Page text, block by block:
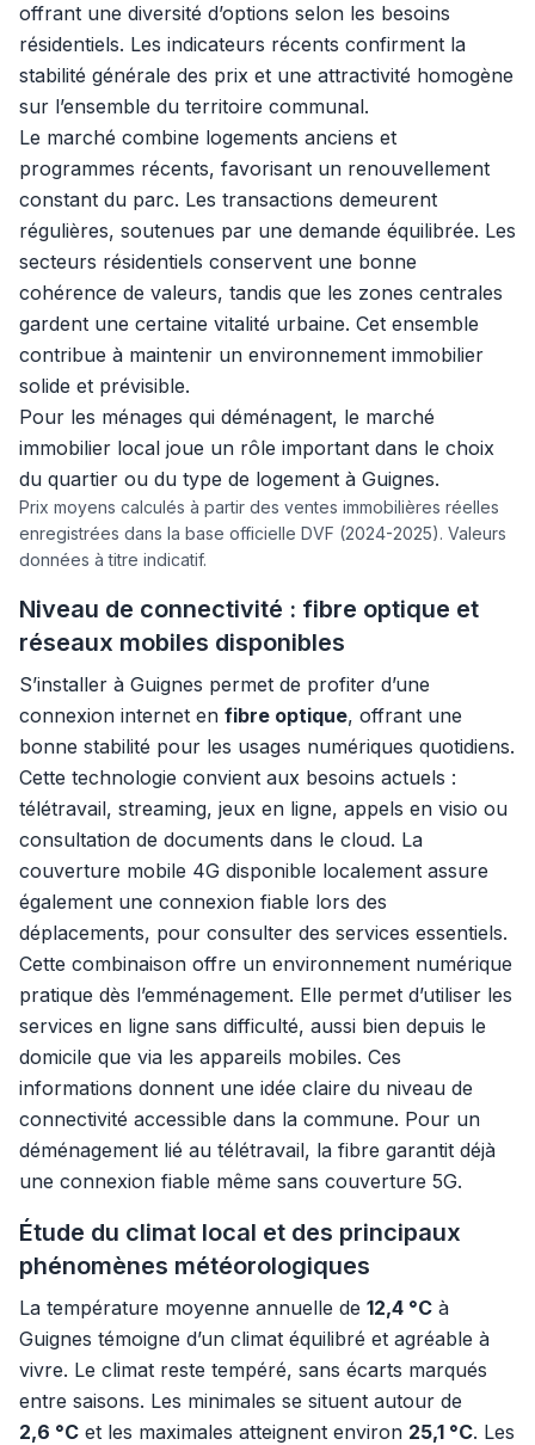
offrant une diversité d’options selon les besoins
résidentiels. Les indicateurs récents confirment la
stabilité générale des prix et une attractivité homogène
sur l’ensemble du territoire communal.
Le marché combine logements anciens et
programmes récents, favorisant un renouvellement
constant du parc. Les transactions demeurent
régulières, soutenues par une demande équilibrée. Les
secteurs résidentiels conservent une bonne
cohérence de valeurs, tandis que les zones centrales
gardent une certaine vitalité urbaine. Cet ensemble
contribue à maintenir un environnement immobilier
solide et prévisible.
Pour les ménages qui déménagent, le marché
immobilier local joue un rôle important dans le choix
du quartier ou du type de logement à Guignes.
Prix moyens calculés à partir des ventes immobilières réelles
enregistrées dans la base officielle DVF (2024-2025). Valeurs
données à titre indicatif.
Niveau de connectivité : fibre optique et
réseaux mobiles disponibles
S’installer à Guignes permet de profiter d’une
connexion internet en fibre optique, offrant une
bonne stabilité pour les usages numériques quotidiens.
Cette technologie convient aux besoins actuels :
télétravail, streaming, jeux en ligne, appels en visio ou
consultation de documents dans le cloud. La
couverture mobile 4G disponible localement assure
également une connexion fiable lors des
déplacements, pour consulter des services essentiels.
Cette combinaison offre un environnement numérique
pratique dès l’emménagement. Elle permet d’utiliser les
services en ligne sans difficulté, aussi bien depuis le
domicile que via les appareils mobiles. Ces
informations donnent une idée claire du niveau de
connectivité accessible dans la commune. Pour un
déménagement lié au télétravail, la fibre garantit déjà
une connexion fiable même sans couverture 5G.
Étude du climat local et des principaux
phénomènes météorologiques
La température moyenne annuelle de 12,4 °C à
Guignes témoigne d’un climat équilibré et agréable à
vivre. Le climat reste tempéré, sans écarts marqués
entre saisons. Les minimales se situent autour de
2,6 °C et les maximales atteignent environ 25,1 °C. Les